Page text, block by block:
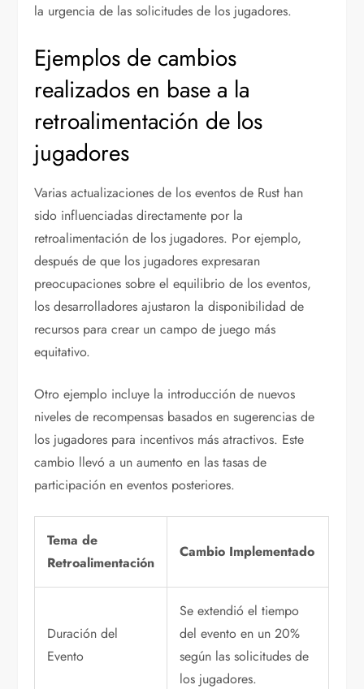
la urgencia de las solicitudes de los jugadores.
Ejemplos de cambios
realizados en base a la
retroalimentación de los
jugadores
Varias actualizaciones de los eventos de Rust han
sido influenciadas directamente por la
retroalimentación de los jugadores. Por ejemplo,
después de que los jugadores expresaran
preocupaciones sobre el equilibrio de los eventos,
los desarrolladores ajustaron la disponibilidad de
recursos para crear un campo de juego más
equitativo.
Otro ejemplo incluye la introducción de nuevos
niveles de recompensas basados en sugerencias de
los jugadores para incentivos más atractivos. Este
cambio llevó a un aumento en las tasas de
participación en eventos posteriores.
Tema de
Retroalimentación
Cambio Implementado
Duración del
Evento
Se extendió el tiempo
del evento en un 20%
según las solicitudes de
los jugadores.